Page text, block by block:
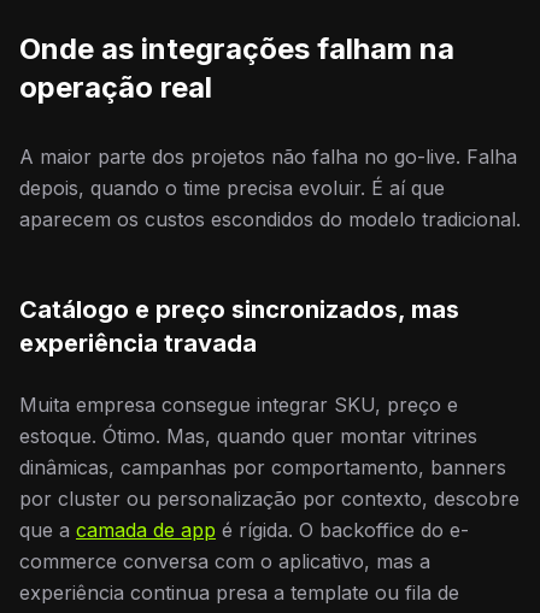
Onde as integrações falham na
operação real
A maior parte dos projetos não falha no go-live. Falha
depois, quando o time precisa evoluir. É aí que
aparecem os custos escondidos do modelo tradicional.
Catálogo e preço sincronizados, mas
experiência travada
Muita empresa consegue integrar SKU, preço e
estoque. Ótimo. Mas, quando quer montar vitrines
dinâmicas, campanhas por comportamento, banners
por cluster ou personalização por contexto, descobre
que a camada de app é rígida. O backoffice do e-
commerce conversa com o aplicativo, mas a
experiência continua presa a template ou fila de